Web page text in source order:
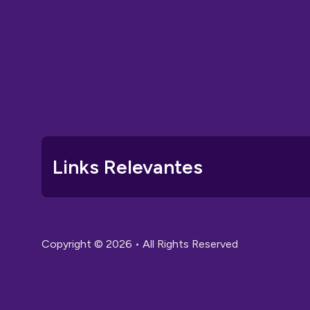
Links Relevantes
Copyright © 2026 • All Rights Reserved